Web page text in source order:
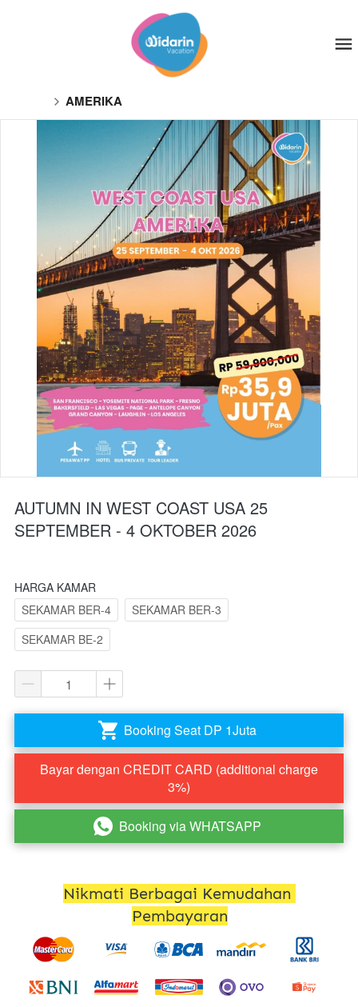
AMERIKA
AUTUMN IN WEST COAST USA 25
SEPTEMBER - 4 OKTOBER 2026
HARGA KAMAR
SEKAMAR BER-4
SEKAMAR BER-3
SEKAMAR BE-2
` Booking Seat DP 1Juta
Bayar dengan CREDIT CARD (additional charge
3%)
` Booking via WHATSAPP
Nikmati Berbagai Kemudahan
Pembayaran